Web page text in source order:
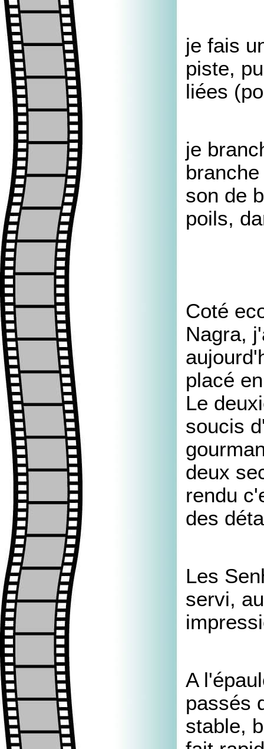
je fais
piste,
liées
je
son de
poils,
Coté
Nagra,
placé
Le
soucis
deux
rendu
des
Les
servi,
A
passés
stable,